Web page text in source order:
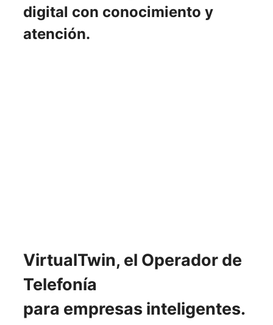
digital con conocimiento y
atención.
VirtualTwin, el Operador de
Telefonía
para empresas inteligentes.